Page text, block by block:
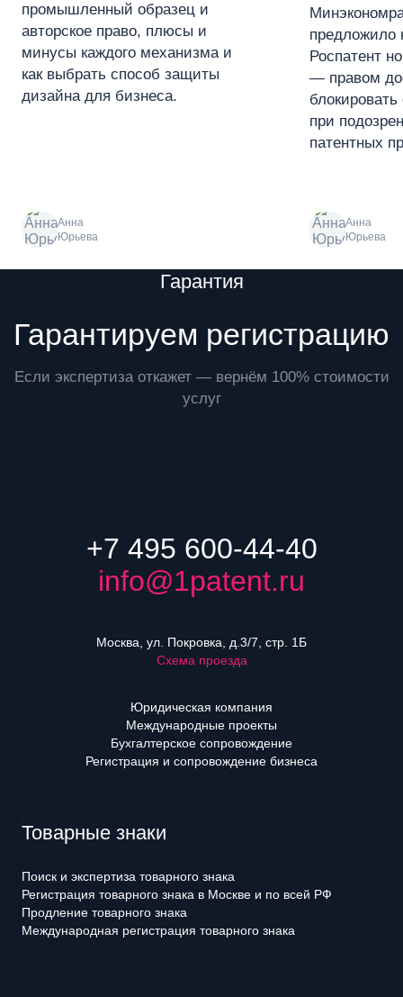
промышленный образец и
авторское право, плюсы и
минусы каждого механизма и
как выбрать способ защиты
дизайна для бизнеса.
Анна
Юрьева
предложило
Роспатент
— правом
блокировать
при
патентных
Анна
Юрьева
Гарантия
Гарантируем регистрацию
Если экспертиза откажет — вернём 100% стоимости
услуг
+7 495 600-44-40
info@1patent.ru
Москва, ул. Покровка, д.3/7, стр. 1Б
Схема проезда
Юридическая компания
Международные проекты
Бухгалтерское сопровождение
Регистрация и сопровождение бизнеса
Товарные знаки
Поиск и экспертиза товарного знака
Регистрация товарного знака в Москве и по всей РФ
Продление товарного знака
Международная регистрация товарного знака